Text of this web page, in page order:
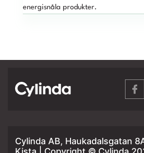
energisnåla produkter.
Cylinda AB, Haukadalsgatan